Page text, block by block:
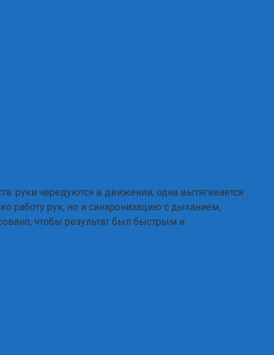
руки чередуются в движении, одна вытягивается
работу рук, но и синхронизацию с дыханием,
чтобы результат был быстрым и